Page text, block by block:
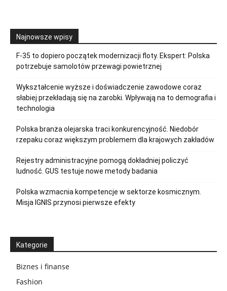
Najnowsze wpisy
F-35 to dopiero początek modernizacji floty. Ekspert: Polska
potrzebuje samolotów przewagi powietrznej
Wykształcenie wyższe i doświadczenie zawodowe coraz
słabiej przekładają się na zarobki. Wpływają na to demografia i
technologia
Polska branża olejarska traci konkurencyjność. Niedobór
rzepaku coraz większym problemem dla krajowych zakładów
Rejestry administracyjne pomogą dokładniej policzyć
ludność. GUS testuje nowe metody badania
Polska wzmacnia kompetencje w sektorze kosmicznym.
Misja IGNIS przynosi pierwsze efekty
Kategorie
Biznes i finanse
Fashion